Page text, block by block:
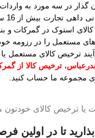
گذار در سه مورد به
استوک در گمرکات و
مستعمل را در رزومه
ترخیص کالای مستعمل
، ترخیص کالا از
مجموعه ما حساب کنید.
یا ترخیص کالای خودتون
بذارید تا در اولین